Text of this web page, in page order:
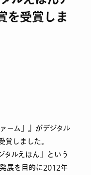
を受賞しま
ーム」』がデジタル
しました。
タルえほん」という
展を目的に2012年